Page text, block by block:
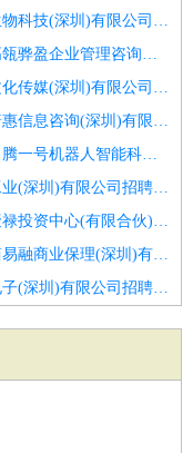
华广生物科技(深圳)有限公司招聘口腔护士
河南高瓴骅盈企业管理咨询合伙企业(有限合伙)招聘月子中心护士
三零文化传媒(深圳)有限公司招聘护士
宜信普惠信息咨询(深圳)有限公司招聘护士
深圳力腾一号机器人智能科技投资合伙企业(有限合伙)招聘寒假工护士
鑫茂工业(深圳)有限公司招聘口腔护士
新余聚禄投资中心(有限合伙)招聘护士
前海简易融商业保理(深圳)有限公司招聘护士
凹凸电子(深圳)有限公司招聘口腔护士